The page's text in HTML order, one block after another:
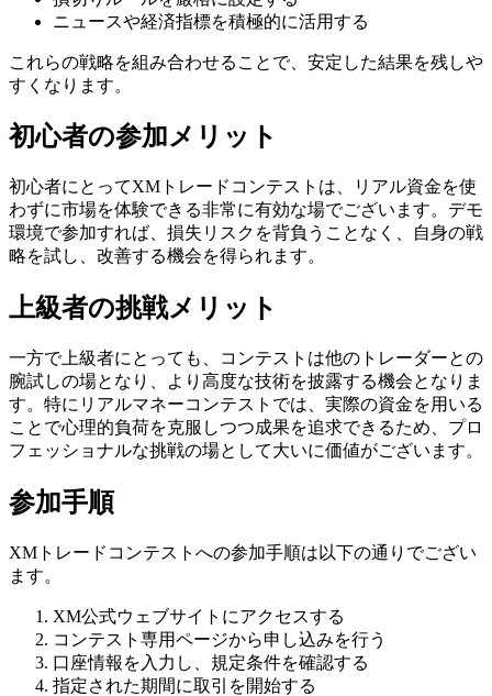
ニュースや経済指標を積極的に活用する
これらの戦略を組み合わせることで、安定した結果を残しや
すくなります。
初心者の参加メリット
初心者にとってXMトレードコンテストは、リアル資金を使
わずに市場を体験できる非常に有効な場でございます。デモ
環境で参加すれば、損失リスクを背負うことなく、自身の戦
略を試し、改善する機会を得られます。
上級者の挑戦メリット
一方で上級者にとっても、コンテストは他のトレーダーとの
腕試しの場となり、より高度な技術を披露する機会となりま
す。特にリアルマネーコンテストでは、実際の資金を用いる
ことで心理的負荷を克服しつつ成果を追求できるため、プロ
フェッショナルな挑戦の場として大いに価値がございます。
参加手順
XMトレードコンテストへの参加手順は以下の通りでござい
ます。
XM公式ウェブサイトにアクセスする
コンテスト専用ページから申し込みを行う
口座情報を入力し、規定条件を確認する
指定された期間に取引を開始する